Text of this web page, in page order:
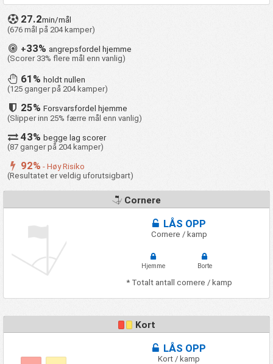
27.2min/mål
(676 mål på 204 kamper)
+33% angrepsfordel hjemme
(Scorer 33% flere mål enn vanlig)
61%holdt nullen
(125 ganger på 204 kamper)
25%Forsvarsfordel hjemme
(Slipper inn 25% færre mål enn vanlig)
43%begge lag scorer
(87 ganger på 204 kamper)
92% - Høy Risiko
(Resultatet er veldig uforutsigbart)
Cornere
LÅS OPP
Cornere / kamp
Hjemme Borte
* Totalt antall cornere / kamp
Kort
LÅS OPP
Kort / kamp